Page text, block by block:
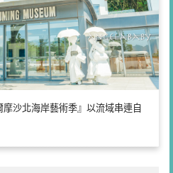
沙北海岸藝術季』以流域串連自